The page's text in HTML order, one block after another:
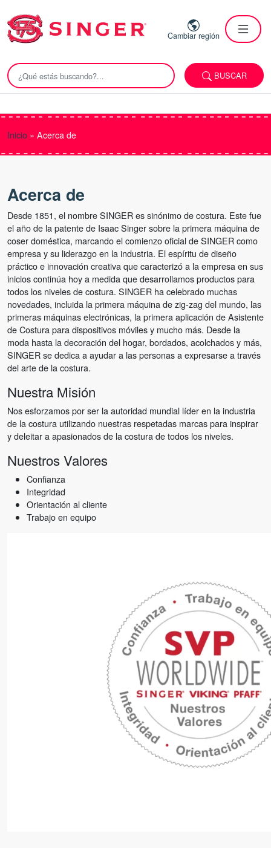
Cambiar región
BUSCAR
Inicio » Acerca de
Acerca de
Desde 1851, el nombre SINGER es sinónimo de costura. Este fue
el año de la patente de Isaac Singer sobre la primera máquina de
coser doméstica, marcando el comienzo oficial de SINGER como
empresa y su liderazgo en la industria. El espíritu de diseño
práctico e innovación creativa que caracterizó a la empresa en sus
inicios continúa hoy a medida que desarrollamos productos para
todos los niveles de costura. SINGER ha celebrado muchas
novedades, incluida la primera máquina de zig-zag del mundo, las
primeras máquinas electrónicas, la primera aplicación de Asistente
de Costura para dispositivos móviles y mucho más. Desde la
moda hasta la decoración del hogar, bordados, acolchados y más,
SINGER se dedica a ayudar a las personas a expresarse a través
del arte de la costura.
Nuestra Misión
Nos esforzamos por ser la autoridad mundial líder en la industria
de la costura utilizando nuestras respetadas marcas para inspirar
y deleitar a apasionados de la costura de todos los niveles.
Nuestros Valores
Confianza
Integridad
Orientación al cliente
Trabajo en equipo